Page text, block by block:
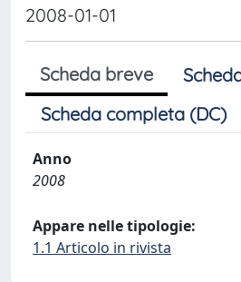
2008-01-01
Scheda breve
Scheda completa (DC)
Anno
2008
Appare nelle tipologie:
1.1 Articolo in rivista